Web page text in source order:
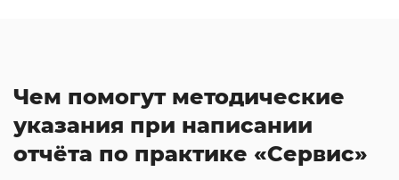
Чем помогут методические
указания при написании
отчёта по практике «Сервис»